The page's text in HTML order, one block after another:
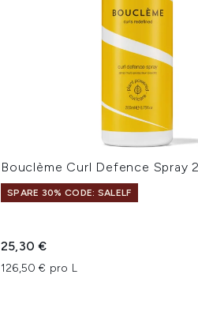
Bouclème Curl Defence Spray
SPARE 30% CODE: SALELF
25,30 €
126,50 € pro L